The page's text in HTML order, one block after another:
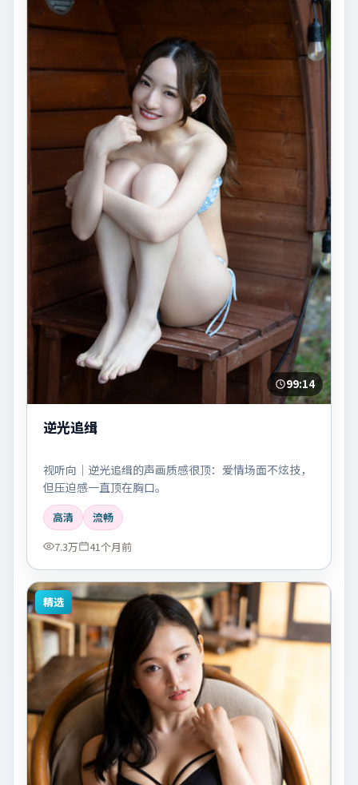
99:14
逆光追缉
视听向｜逆光追缉的声画质感很顶：爱情场面不炫技，
但压迫感一直顶在胸口。
高清
流畅
7.3万
41个月前
精选